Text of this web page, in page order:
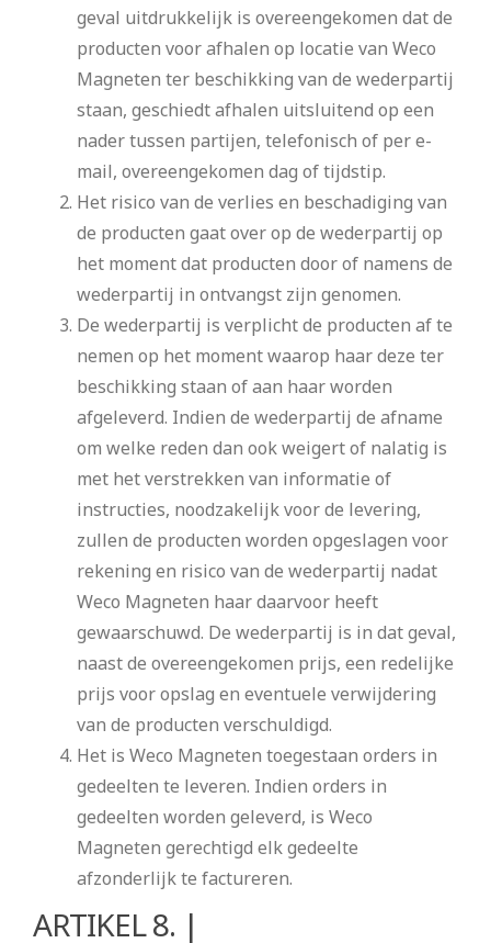
geval uitdrukkelijk is overeengekomen dat de
producten voor afhalen op locatie van Weco
Magneten ter beschikking van de wederpartij
staan, geschiedt afhalen uitsluitend op een
nader tussen partijen, telefonisch of per e-
mail, overeengekomen dag of tijdstip.
Het risico van de verlies en beschadiging van
de producten gaat over op de wederpartij op
het moment dat producten door of namens de
wederpartij in ontvangst zijn genomen.
De wederpartij is verplicht de producten af te
nemen op het moment waarop haar deze ter
beschikking staan of aan haar worden
afgeleverd. Indien de wederpartij de afname
om welke reden dan ook weigert of nalatig is
met het verstrekken van informatie of
instructies, noodzakelijk voor de levering,
zullen de producten worden opgeslagen voor
rekening en risico van de wederpartij nadat
Weco Magneten haar daarvoor heeft
gewaarschuwd. De wederpartij is in dat geval,
naast de overeengekomen prijs, een redelijke
prijs voor opslag en eventuele verwijdering
van de producten verschuldigd.
Het is Weco Magneten toegestaan orders in
gedeelten te leveren. Indien orders in
gedeelten worden geleverd, is Weco
Magneten gerechtigd elk gedeelte
afzonderlijk te factureren.
ARTIKEL 8. |